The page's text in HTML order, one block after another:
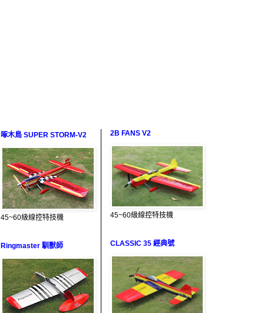
啄木鳥 SUPER STORM-V2
45~60級線控特技機
Ringmaster 馴獸師
2B FANS V2
45~60級線控特技機
CLASSIC 35 經典號